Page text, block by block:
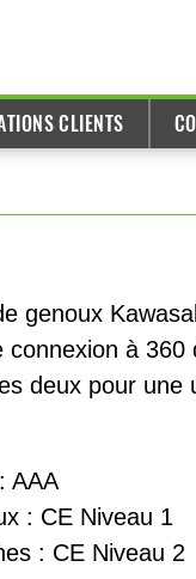
CLIENTS
genoux
à 360
deux pour
AAA
: CE Niveau 1
: CE Niveau 2